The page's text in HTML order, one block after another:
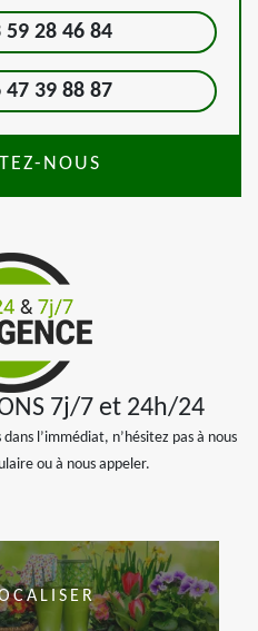
59 28 46 84
47 39 88 87
NOUS
7j/7 et 24h/24
l’immédiat, n’hésitez pas à nous
ou à nous appeler.